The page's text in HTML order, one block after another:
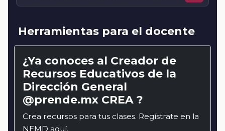
Herramientas para el docente
¿Ya conoces al Creador de
Recursos Educativos de la
Dirección General
@prende.mx CREA ?
Crea recursos para tus clases. Regístrate en la
NEMD aquí.